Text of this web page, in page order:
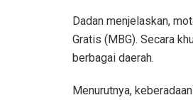
Dadan menjelaskan,
Gratis (MBG). Secara
berbagai daerah.
Menurutnya,